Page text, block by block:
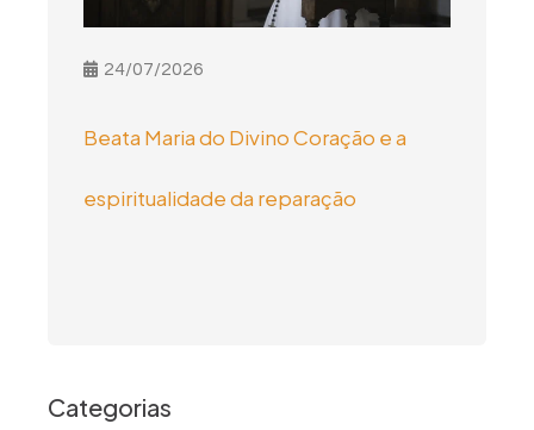
24/07/2026
Beata Maria do Divino Coração e a
espiritualidade da reparação
Categorias